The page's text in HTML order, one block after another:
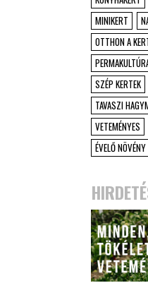
MINIKERT
OTTHON A
SZÉP KERTEK
TAVASZI
VETEMÉNYES
ÉVELŐ NÖVÉNY